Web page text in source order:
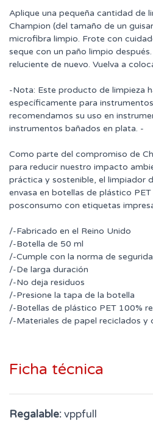
Aplique una pequeña cantidad de
Champion (del tamaño de un
microfibra limpio. Frote con
seque con un paño limpio
reluciente de nuevo. Vuelva a
-Nota: Este producto de limpieza
específicamente para
recomendamos su uso en
instrumentos bañados en plata. -
Como parte del compromiso de
para reducir nuestro impacto
práctica y sostenible, el limpiador
envasa en botellas de plástico
posconsumo con etiquetas
/-Fabricado en el Reino Unido
/-Botella de 50 ml
/-Cumple con la norma de
/-De larga duración
/-No deja residuos
/-Presione la tapa de la botella
/-Botellas de plástico PET 100%
/-Materiales de papel reciclados y
Ficha técnica
Regalable:vppfull